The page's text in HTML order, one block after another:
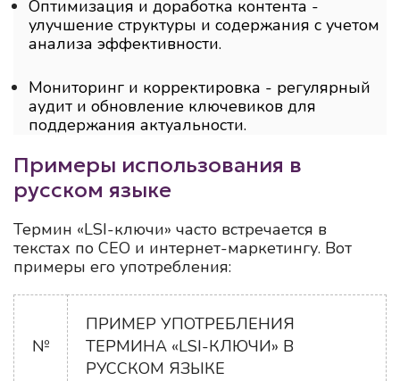
Оптимизация и доработка контента -
улучшение структуры и содержания с учетом
анализа эффективности.
Мониторинг и корректировка - регулярный
аудит и обновление ключевиков для
поддержания актуальности.
Примеры использования в
русском языке
Термин «LSI-ключи» часто встречается в
текстах по СЕО и интернет-маркетингу. Вот
примеры его употребления:
№
ПРИМЕР УПОТРЕБЛЕНИЯ
ТЕРМИНА «LSI-КЛЮЧИ» В
РУССКОМ ЯЗЫКЕ